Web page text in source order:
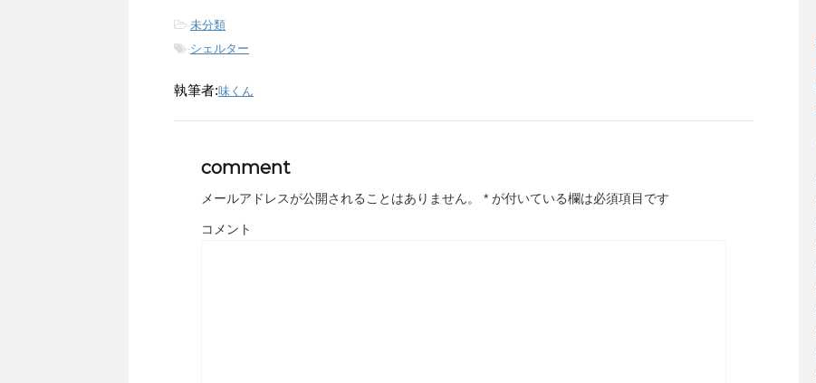
-未分類
-シェルター
執筆者:味くん
comment
メールアドレスが公開されることはありません。 * が付いている欄は必須項目です
コメント